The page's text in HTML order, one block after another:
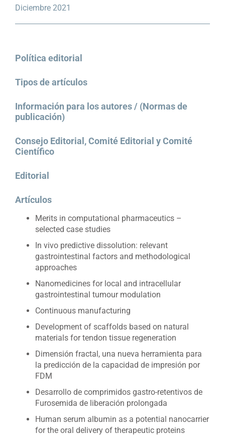
Diciembre 2021
Política editorial
Tipos de artículos
Información para los autores / (Normas de
publicación)
Consejo Editorial, Comité Editorial y Comité
Científico
Editorial
Artículos
Merits in computational pharmaceutics –
selected case studies
In vivo predictive dissolution: relevant
gastrointestinal factors and methodological
approaches
Nanomedicines for local and intracellular
gastrointestinal tumour modulation
Continuous manufacturing
Development of scaffolds based on natural
materials for tendon tissue regeneration
Dimensión fractal, una nueva herramienta para
la predicción de la capacidad de impresión por
FDM
Desarrollo de comprimidos gastro-retentivos de
Furosemida de liberación prolongada
Human serum albumin as a potential nanocarrier
for the oral delivery of therapeutic proteins